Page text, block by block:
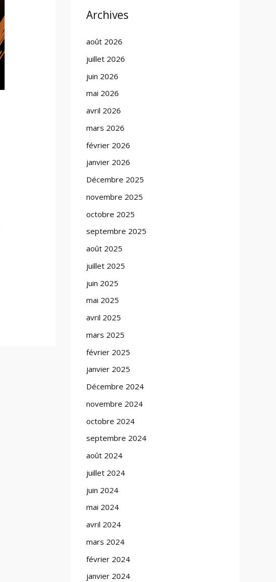
Archives
août 2026
juillet 2026
juin 2026
mai 2026
avril 2026
mars 2026
février 2026
janvier 2026
Décembre 2025
novembre 2025
octobre 2025
septembre 2025
août 2025
juillet 2025
juin 2025
mai 2025
avril 2025
mars 2025
février 2025
janvier 2025
Décembre 2024
novembre 2024
octobre 2024
septembre 2024
août 2024
juillet 2024
juin 2024
mai 2024
avril 2024
mars 2024
février 2024
janvier 2024